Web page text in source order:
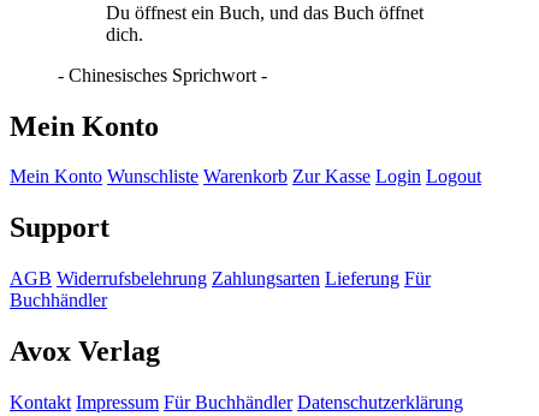
Du öffnest ein Buch, und das Buch öffnet
dich.
- Chinesisches Sprichwort -
Mein Konto
Mein Konto Wunschliste Warenkorb Zur Kasse Login Logout
Support
AGB Widerrufsbelehrung Zahlungsarten Lieferung Für
Buchhändler
Avox Verlag
Kontakt Impressum Für Buchhändler Datenschutzerklärung